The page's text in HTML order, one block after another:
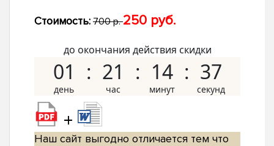
Стоимость: 700 р.250 руб.
до окончания действия скидки
01 21 14 36
+
Наш сайт выгодно отличается тем что